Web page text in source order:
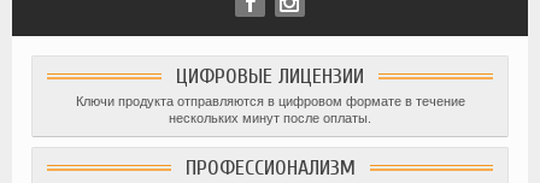
ЦИФРОВЫЕ ЛИЦЕНЗИИ
Ключи продукта отправляются в цифровом формате в течение
нескольких минут после оплаты.
ПРОФЕССИОНАЛИЗМ